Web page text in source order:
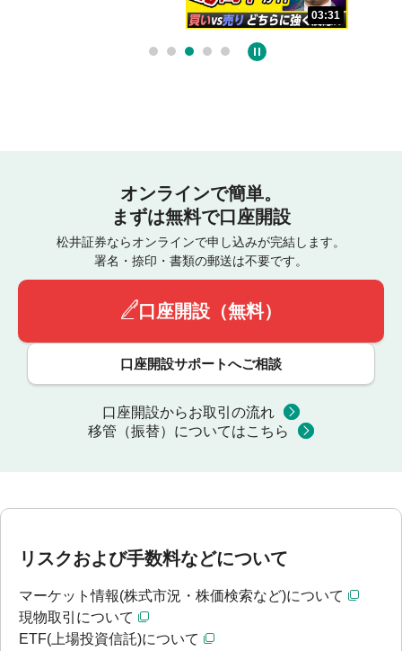
03:31
オンラインで簡単。
まずは無料で口座開設
松井証券ならオンラインで申し込みが完結します。
署名・捺印・書類の郵送は不要です。
口座開設（無料）
口座開設サポートへご相談
口座開設からお取引の流れ
移管（振替）についてはこちら
リスクおよび手数料などについて
マーケット情報(株式市況・株価検索など)について
現物取引について
ETF(上場投資信託)について